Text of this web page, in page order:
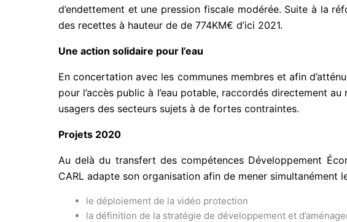
d’endettement et une pression fiscale modérée. Suite à la
des recettes à hauteur de de 774KM€ d’ici 2021.
Une action solidaire pour l’eau
En concertation avec les communes membres et afin
pour l’accès public à l’eau potable, raccordés directement
usagers des secteurs sujets à de fortes contraintes.
Projets 2020
Au delà du transfert des compétences Développement
CARL adapte son organisation afin de mener
le déploiement de la vidéo protection
la définition de la stratégie de développement et